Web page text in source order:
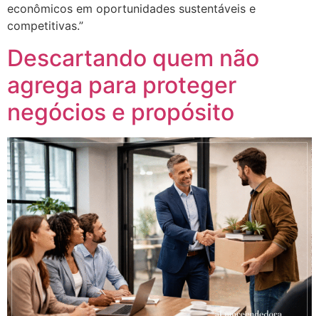
econômicos em oportunidades sustentáveis e
competitivas.”
Descartando quem não
agrega para proteger
negócios e propósito